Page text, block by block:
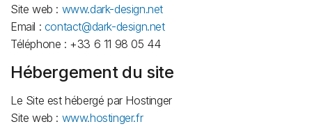
Site web : www.dark-design.net
Email : contact@dark-design.net
Téléphone : +33 6 11 98 05 44
Hébergement du site
Le Site est hébergé par Hostinger
Site web : www.hostinger.fr